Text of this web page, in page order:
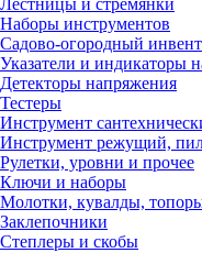
Лестницы и стремянки
Наборы инструментов
Садово-огородный
Указатели и индикаторы
Детекторы напряжения
Тестеры
Инструмент
Инструмент режущий,
Рулетки, уровни и прочее
Ключи и наборы
Молотки, кувалды,
Заклепочники
Степлеры и скобы